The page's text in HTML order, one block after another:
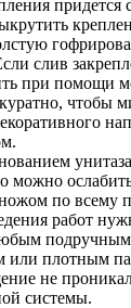
придется
слив
при помощи
чтобы
можно
по всему
работ
подручным
или плотным
не
системы.